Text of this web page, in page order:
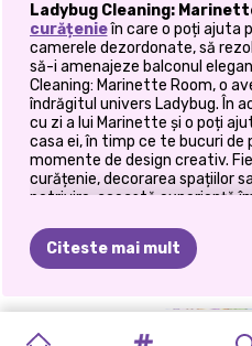
Ladybug Cleaning:
curățenieîn care o poți ajuta
camerele dezordonate, să
să-i amenajeze balconul
Cleaning: Marinette Room, o
îndrăgitul univers Ladybug. În
cu zi a lui Marinette și o poți
casa ei, în timp ce te bucuri
momente de design creativ.
curățenie, decorarea spațiilor
potrivire, această experiență
🏠 Explorează
În acest joc distractiv pentru
camere și locații care au
Citeste mai mult
FATĂ
EXCURSIE
ASPECT